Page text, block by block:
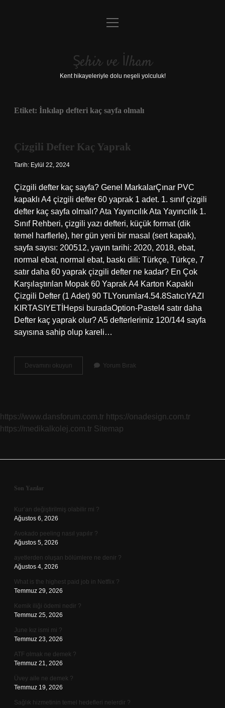
Anasayfa
Yasal Uyarı
menüyü
Şehir ve İlham
Kent hikayeleriyle dolu neşeli yolculuk!
Etiket: İnkılap defteri kaç sayfa olmalı
Çizgili Defter Kaç Yaprak
Tarih: Eylül 22, 2024
Çizgili defter kaç sayfa? Genel MarkalarÇınar PVC
kapaklı A4 çizgili defter 60 yaprak 1 adet. 1. sınıf çizgili
defter kaç sayfa olmalı? Ata Yayıncılık Ata Yayıncılık 1.
Sınıf Rehberi, çizgili yazı defteri, küçük format (dik
temel harflerle), her gün yeni bir masal (sert kapak),
sayfa sayısı: 200512, yayın tarihi: 2020, 2018, ebat,
normal ebat, normal ebat, baskı dili: Türkçe, Türkçe, 7
satır daha 60 yaprak çizgili defter ne kadar? En Çok
Karşılaştırılan Mopak 60 Yaprak A4 Karton Kapaklı
Çizgili Defter (1 Adet) 90 TLYorumlar4.54.8SatıcıYAZI
KIRTASIYETİHepsi buradaOption-Pastel4 satır daha
Defter kaç yaprak olur? A5 defterlerimiz 120/144 sayfa
sayısına sahip olup kareli…
Devamını okuyun
Defter
Yorum Bırak
https://www.dansforum.com.tr https://onadesign.com.tr
https://medikalkolej.com.tr Sitemap
Sidebar
Son Yazılar
Kur’an değiştirilmiş olabilir mi ?
Ağustos 6, 2026
Avokado peeling nasıl yapılır ?
Ağustos 5, 2026
ayetlerden oluşan bölümlere ne denir ?
Ağustos 4, 2026
What is the highest paid job in Netflix ?
Temmuz 29, 2026
Kemik iliği ödemi nedir ?
Temmuz 25, 2026
June kız ismi mi ?
Temmuz 23, 2026
ATF olmak ne demek ?
Temmuz 21, 2026
Üvey aile ne demek ?
Temmuz 19, 2026
Sağlık hizmetinin temel hedefleri nelerdir ?